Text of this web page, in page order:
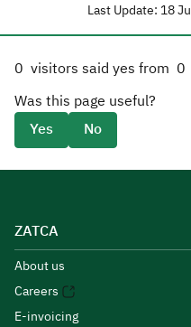
Last Update: 18
0 visitors said yes from 0
Was this page useful?
Yes
No
ZATCA
About us
Careers
E-invoicing